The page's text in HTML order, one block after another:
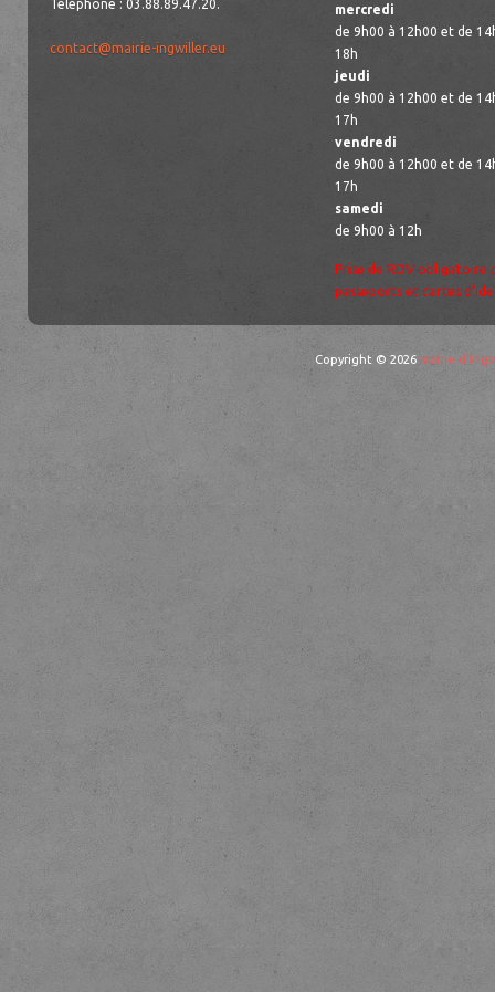
Téléphone : 03.88.89.47.20.
contact@mairie-ingwiller.eu
mercredi
de 9h00 à 12h00 et de
18h
jeudi
de 9h00 à 12h00 et de
17h
vendredi
de 9h00 à 12h00 et de
17h
samedi
de 9h00 à 12h
Prise de RDV obligatoire
passeports et cartes
Copyright © 2026 mairie